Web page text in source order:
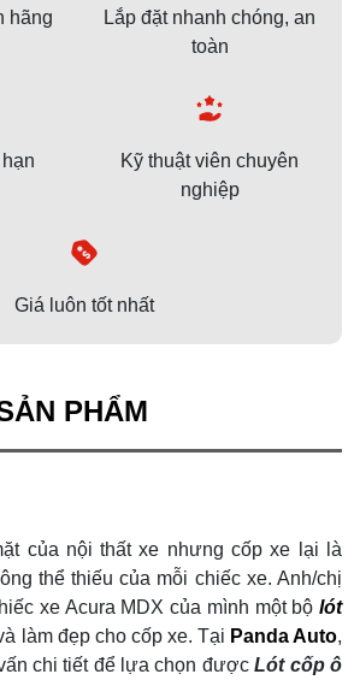
hãng
Lắp đặt nhanh chóng, an
toàn
Kỹ thuật viên chuyên
nghiệp
Giá luôn tốt nhất
PHẨM
của nội thất xe nhưng cốp xe lại là
thể thiếu của mỗi chiếc xe. Anh/chị
xe Acura MDX của mình một bộ lót
làm đẹp cho cốp xe. Tại Panda Auto,
chi tiết để lựa chọn đượcLót cốp ô